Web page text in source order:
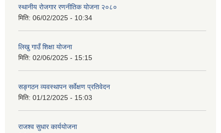
स्थानीय रोजगार रणनीतिक योजना २०८०
मिति: 06/02/2025 - 10:34
लिखु गाउँ शिक्षा योजना
मिति: 02/06/2025 - 15:15
सङ्गठन व्यवस्थापन सर्वेक्षण प्रतिवेदन
मिति: 01/12/2025 - 15:03
राजश्व सुधार कार्ययोजना